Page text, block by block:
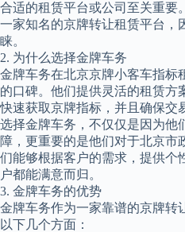
合适的租赁平台或公司至关重要
一家知名的京牌转让租赁平台，
睐。
2. 为什么选择金牌车务
金牌车务在北京京牌小客车指标
的口碑。他们提供灵活的租赁方
快速获取京牌指标，并且确保交
选择金牌车务，不仅仅是因为他
障，更重要的是他们对于北京市
们能够根据客户的需求，提供个
户都能满意而归。
3. 金牌车务的优势
金牌车务作为一家靠谱的京牌转
以下几个方面：